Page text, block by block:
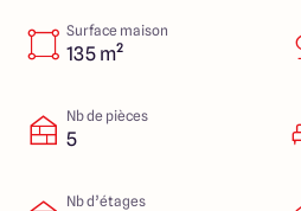
4.4
Surface maison
135 m²
Nb de pièces
5
Nb d’étages